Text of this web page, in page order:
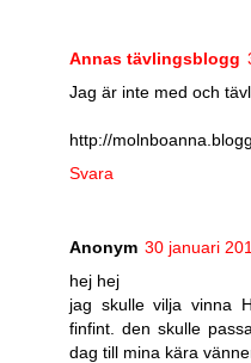
Annas tävlingsblogg
Jag är inte med och
http://
Svara
Anonym 30 januari
hej hej
jag skulle vilja vinna
finfint. den skulle
dag till mina kära